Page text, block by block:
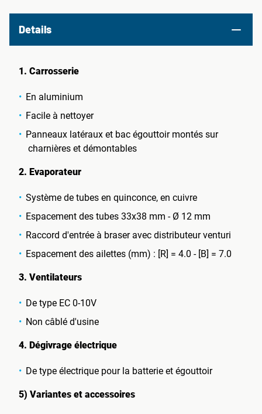
Details
1. Carrosserie
En aluminium
Facile à nettoyer
Panneaux latéraux et bac égouttoir montés sur
charnières et démontables
2. Evaporateur
Système de tubes en quinconce, en cuivre
Espacement des tubes 33x38 mm - Ø 12 mm
Raccord d'entrée à braser avec distributeur venturi
Espacement des ailettes (mm) : [R] = 4.0 - [B] = 7.0
3. Ventilateurs
De type EC 0-10V
Non câblé d'usine
4. Dégivrage électrique
De type électrique pour la batterie et égouttoir
5) Variantes et accessoires